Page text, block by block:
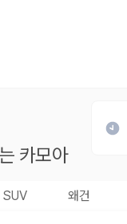
카모아
SUV 왜건